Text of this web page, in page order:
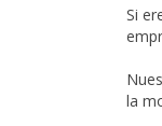
Si
la